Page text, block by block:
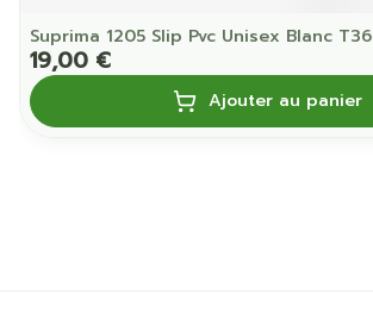
Suprima 1205 Slip Pvc Unisex Blanc T36
19,00 €
Ajouter au panier